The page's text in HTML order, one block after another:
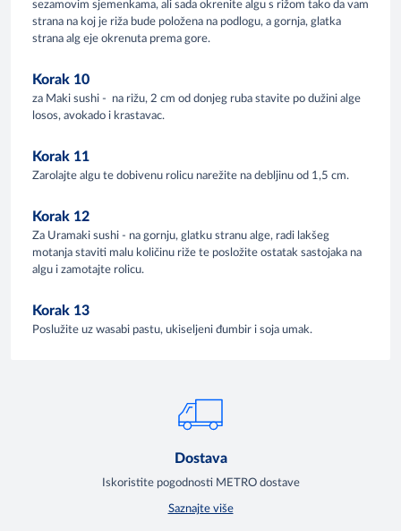
sezamovim sjemenkama, ali sada okrenite algu s rižom tako da vam
strana na koj je riža bude položena na podlogu, a gornja, glatka
strana alg eje okrenuta prema gore.
Korak 10
za Maki sushi - na rižu, 2 cm od donjeg ruba stavite po dužini alge
losos, avokado i krastavac.
Korak 11
Zarolajte algu te dobivenu rolicu narežite na debljinu od 1,5 cm.
Korak 12
Za Uramaki sushi - na gornju, glatku stranu alge, radi lakšeg
motanja staviti malu količinu riže te posložite ostatak sastojaka na
algu i zamotajte rolicu.
Korak 13
Poslužite uz wasabi pastu, ukiseljeni đumbir i soja umak.
Dostava
Iskoristite pogodnosti METRO dostave
Saznajte više